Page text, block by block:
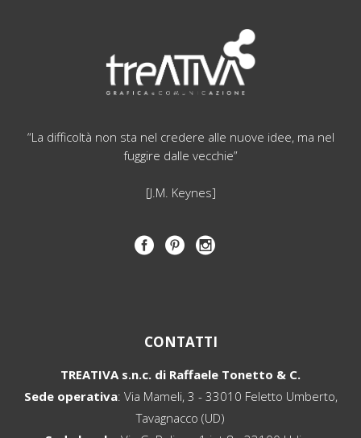
“La difficoltà non sta nel credere alle nuove idee, ma nel
fuggire dalle vecchie”
[J.M. Keynes]
CONTATTI
TREATIVA s.n.c. di Raffaele Tonetto & C.
Sede operativa: Via Mameli, 3 - 33010 Feletto Umberto,
Tavagnacco (UD)